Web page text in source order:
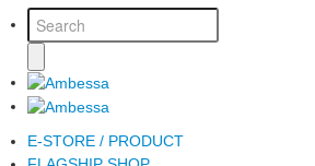
E-STORE / PRODUCT